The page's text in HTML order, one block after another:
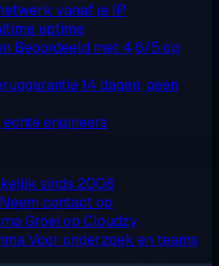
vanaf je IP
uptime
Beoordeeld met 4,6/5 op
14 dagen, geen
engineers
sinds 2008
Neem contact op
Groei op Cloudzy
Voor onderzoek en teams